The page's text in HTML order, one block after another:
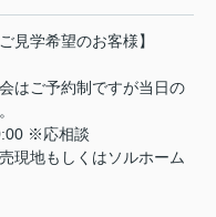
見学希望のお客様】
はご予約制ですが当日の
※応相談
現地もしくはソルホーム